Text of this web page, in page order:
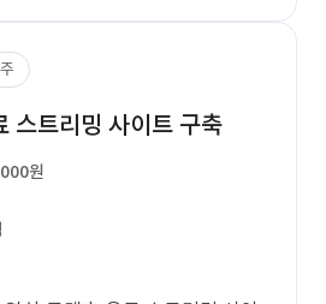
스트리밍 사이트 구축
원